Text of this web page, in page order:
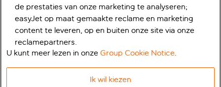
de prestaties van onze marketing te analyseren;
easyJet op maat gemaakte reclame en marketing
content te leveren, op en buiten onze site via onze
reclamepartners.
U kunt meer lezen in onzeGroup Cookie Notice.
Ik wil kiezen